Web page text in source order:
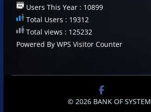
Users This Year : 10899
Total Users : 19312
Total views : 125232
Powered By WPS Visitor Counter
© 2026 BANK OF SYSTEM